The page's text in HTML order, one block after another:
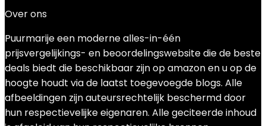
Over ons
Puurmarije een moderne alles-in-één
prijsvergelijkings- en beoordelingswebsite die de beste
deals biedt die beschikbaar zijn op amazon en u op de
hoogte houdt via de laatst toegevoegde blogs. Alle
afbeeldingen zijn auteursrechtelijk beschermd door
hun respectievelijke eigenaren. Alle geciteerde inhoud